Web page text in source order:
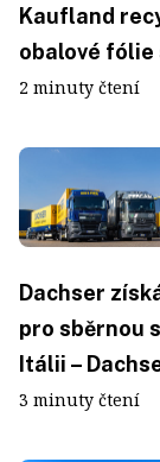
Kaufland
obalové fólie
2 minuty čtení
Dachser
pro sběrnou
Itálii –
3 minuty čtení